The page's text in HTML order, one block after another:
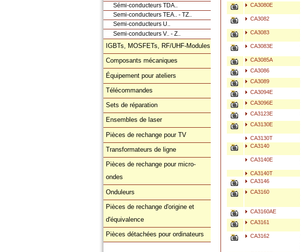
Sémi-conducteurs TDA..
Semi-conducteurs TEA.. - TZ..
Semi-conducteurs U..
Semi-conducteurs V.. - Z..
IGBTs, MOSFETs, RF/UHF-Modules
Composants mécaniques
Équipement pour ateliers
Télécommandes
Sets de réparation
Ensembles de laser
Pièces de rechange pour TV
Transformateurs de ligne
Pièces de rechange pour micro-
ondes
Onduleurs
Pièces de rechange d'origine et
d'équivalence
Pièces détachées pour ordinateurs
CA3080E
CA3082
CA3083
CA3083E
CA3085A
CA3086
CA3089
CA3094E
CA3096E
CA3123E
CA3130E
CA3130T
CA3140
CA3140E
CA3140T
CA3146
CA3160
CA3160AE
CA3161
CA3162